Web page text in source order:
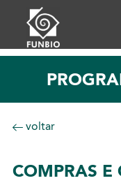
voltar
COMPRAS E